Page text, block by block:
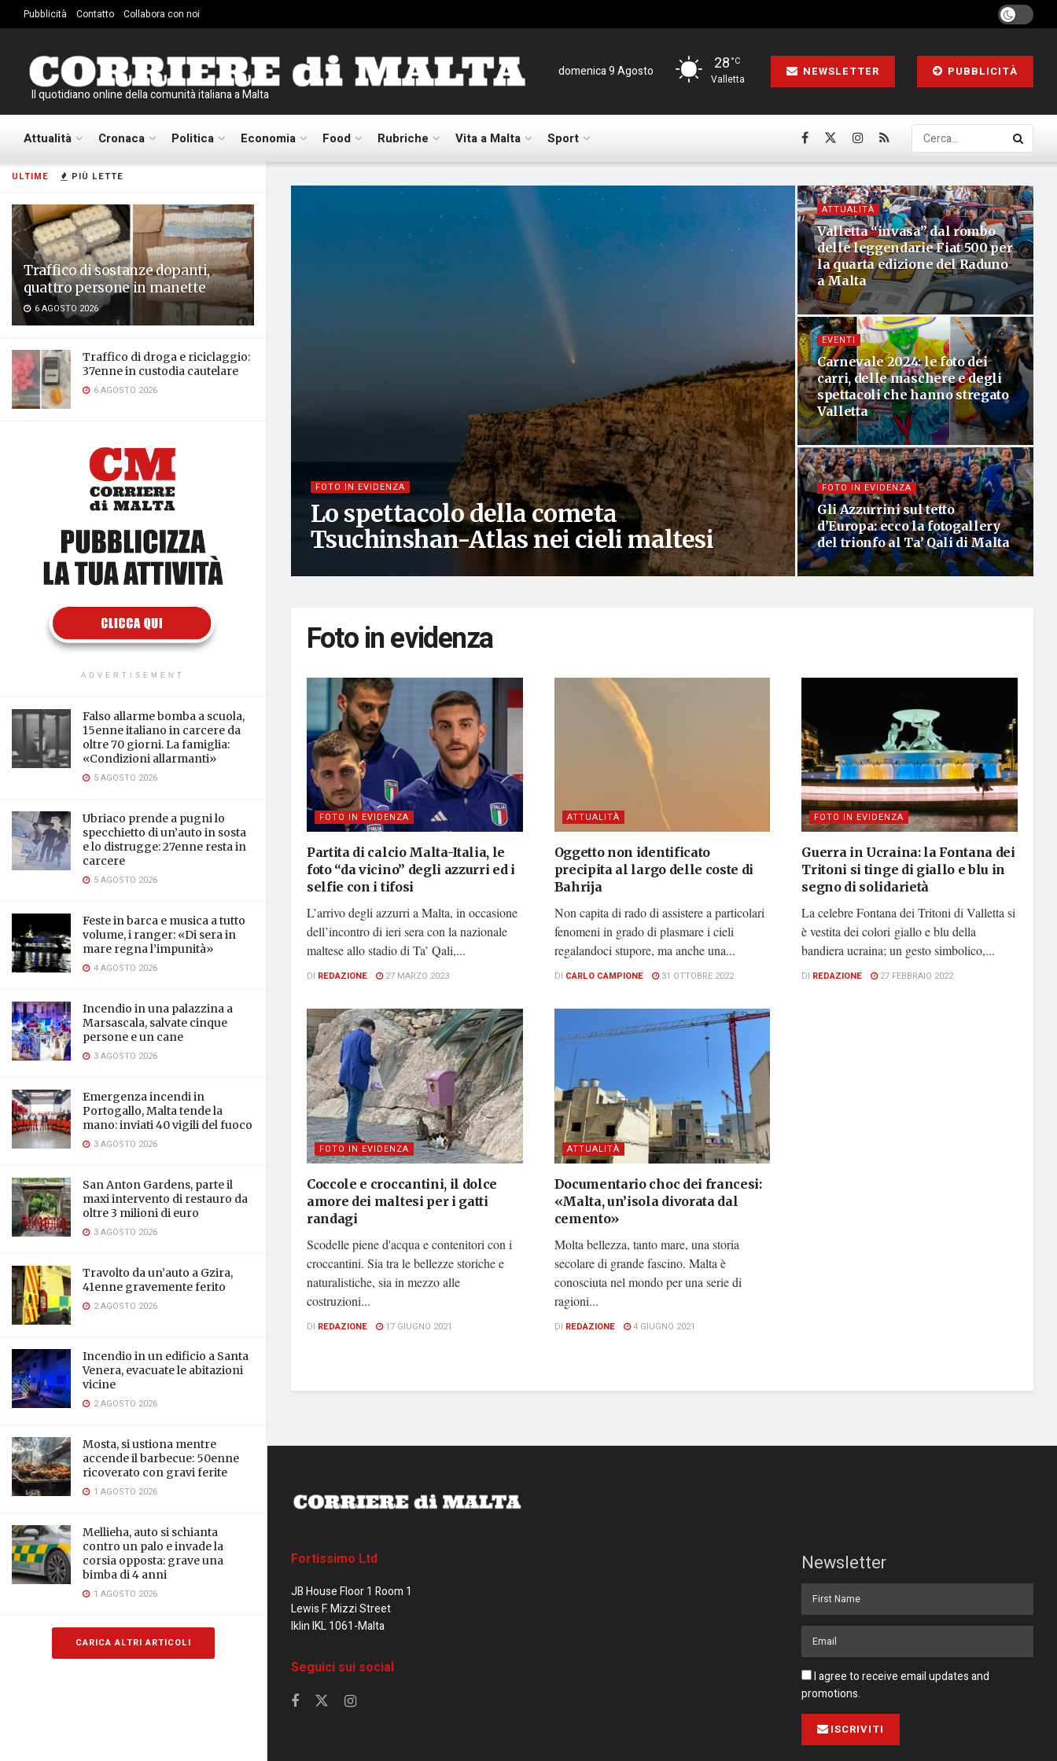
ULTIME PIÙ LETTE
Traffico di sostanze dopanti,
quattro persone in manette
6 AGOSTO 2026
Traffico di droga e riciclaggio:
37enne in custodia cautelare
6 AGOSTO 2026
ADVERTISEMENT
Falso allarme bomba a scuola,
15enne italiano in carcere da
oltre 70 giorni. La famiglia:
«Condizioni allarmanti»
5 AGOSTO 2026
Ubriaco prende a pugni lo
specchietto di un’auto in sosta
e lo distrugge: 27enne resta in
carcere
5 AGOSTO 2026
Feste in barca e musica a tutto
volume, i ranger: «Di sera in
mare regna l’impunità»
4 AGOSTO 2026
Incendio in una palazzina a
Marsascala, salvate cinque
persone e un cane
3 AGOSTO 2026
Emergenza incendi in
Portogallo, Malta tende la
mano: inviati 40 vigili del fuoco
3 AGOSTO 2026
San Anton Gardens, parte il
maxi intervento di restauro da
oltre 3 milioni di euro
3 AGOSTO 2026
Travolto da un’auto a Gzira,
41enne gravemente ferito
2 AGOSTO 2026
Incendio in un edificio a Santa
Venera, evacuate le abitazioni
vicine
2 AGOSTO 2026
Mosta, si ustiona mentre
accende il barbecue: 50enne
ricoverato con gravi ferite
1 AGOSTO 2026
Mellieha, auto si schianta
contro un palo e invade la
corsia opposta: grave una
bimba di 4 anni
1 AGOSTO 2026
CARICA ALTRI ARTICOLI
Pubblicità Contatto Collabora con noi
Il quotidiano online della comunità italiana a Malta
domenica 9 Agosto 28°C
Valletta
NEWSLETTER PUBBLICITÀ
Attualità Cronaca Politica Economia Food Rubriche Vita a Malta Sport
FOTO IN EVIDENZA
Lo spettacolo della cometa
Tsuchinshan-Atlas nei cieli maltesi
ATTUALITÀ
Valletta “invasa” dal rombo
delle leggendarie Fiat 500 per
la quarta edizione del Raduno
a Malta
EVENTI
Carnevale 2024: le foto dei
carri, delle maschere e degli
spettacoli che hanno stregato
Valletta
FOTO IN EVIDENZA
Gli Azzurrini sul tetto
d’Europa: ecco la fotogallery
del trionfo al Ta’ Qali di Malta
Foto in evidenza
FOTO IN EVIDENZA
Partita di calcio Malta-Italia, le
foto “da vicino” degli azzurri ed i
selfie con i tifosi
L’arrivo degli azzurri a Malta, in occasione
dell’incontro di ieri sera con la nazionale
maltese allo stadio di Ta’ Qali,...
DI REDAZIONE 27 MARZO 2023
ATTUALITÀ
Oggetto non identificato
precipita al largo delle coste di
Bahrija
Non capita di rado di assistere a particolari
fenomeni in grado di plasmare i cieli
regalandoci stupore, ma anche una...
DI CARLO CAMPIONE 31 OTTOBRE 2022
FOTO IN EVIDENZA
Guerra in Ucraina: la Fontana dei
Tritoni si tinge di giallo e blu in
segno di solidarietà
La celebre Fontana dei Tritoni di Valletta si
è vestita dei colori giallo e blu della
bandiera ucraina; un gesto simbolico,...
DI REDAZIONE 27 FEBBRAIO 2022
FOTO IN EVIDENZA
Coccole e croccantini, il dolce
amore dei maltesi per i gatti
randagi
Scodelle piene d'acqua e contenitori con i
croccantini. Sia tra le bellezze storiche e
naturalistiche, sia in mezzo alle
costruzioni...
DI REDAZIONE 17 GIUGNO 2021
ATTUALITÀ
Documentario choc dei francesi:
«Malta, un’isola divorata dal
cemento»
Molta bellezza, tanto mare, una storia
secolare di grande fascino. Malta è
conosciuta nel mondo per una serie di
ragioni...
DI REDAZIONE 4 GIUGNO 2021
Fortissimo Ltd
JB House Floor 1 Room 1
Lewis F. Mizzi Street
Iklin IKL 1061-Malta
Seguici sui social
Newsletter
I agree to receive email updates and
promotions.
ISCRIVITI